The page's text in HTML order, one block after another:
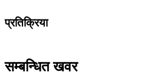
प्रतिक्रिया
सम्बन्धित खवर